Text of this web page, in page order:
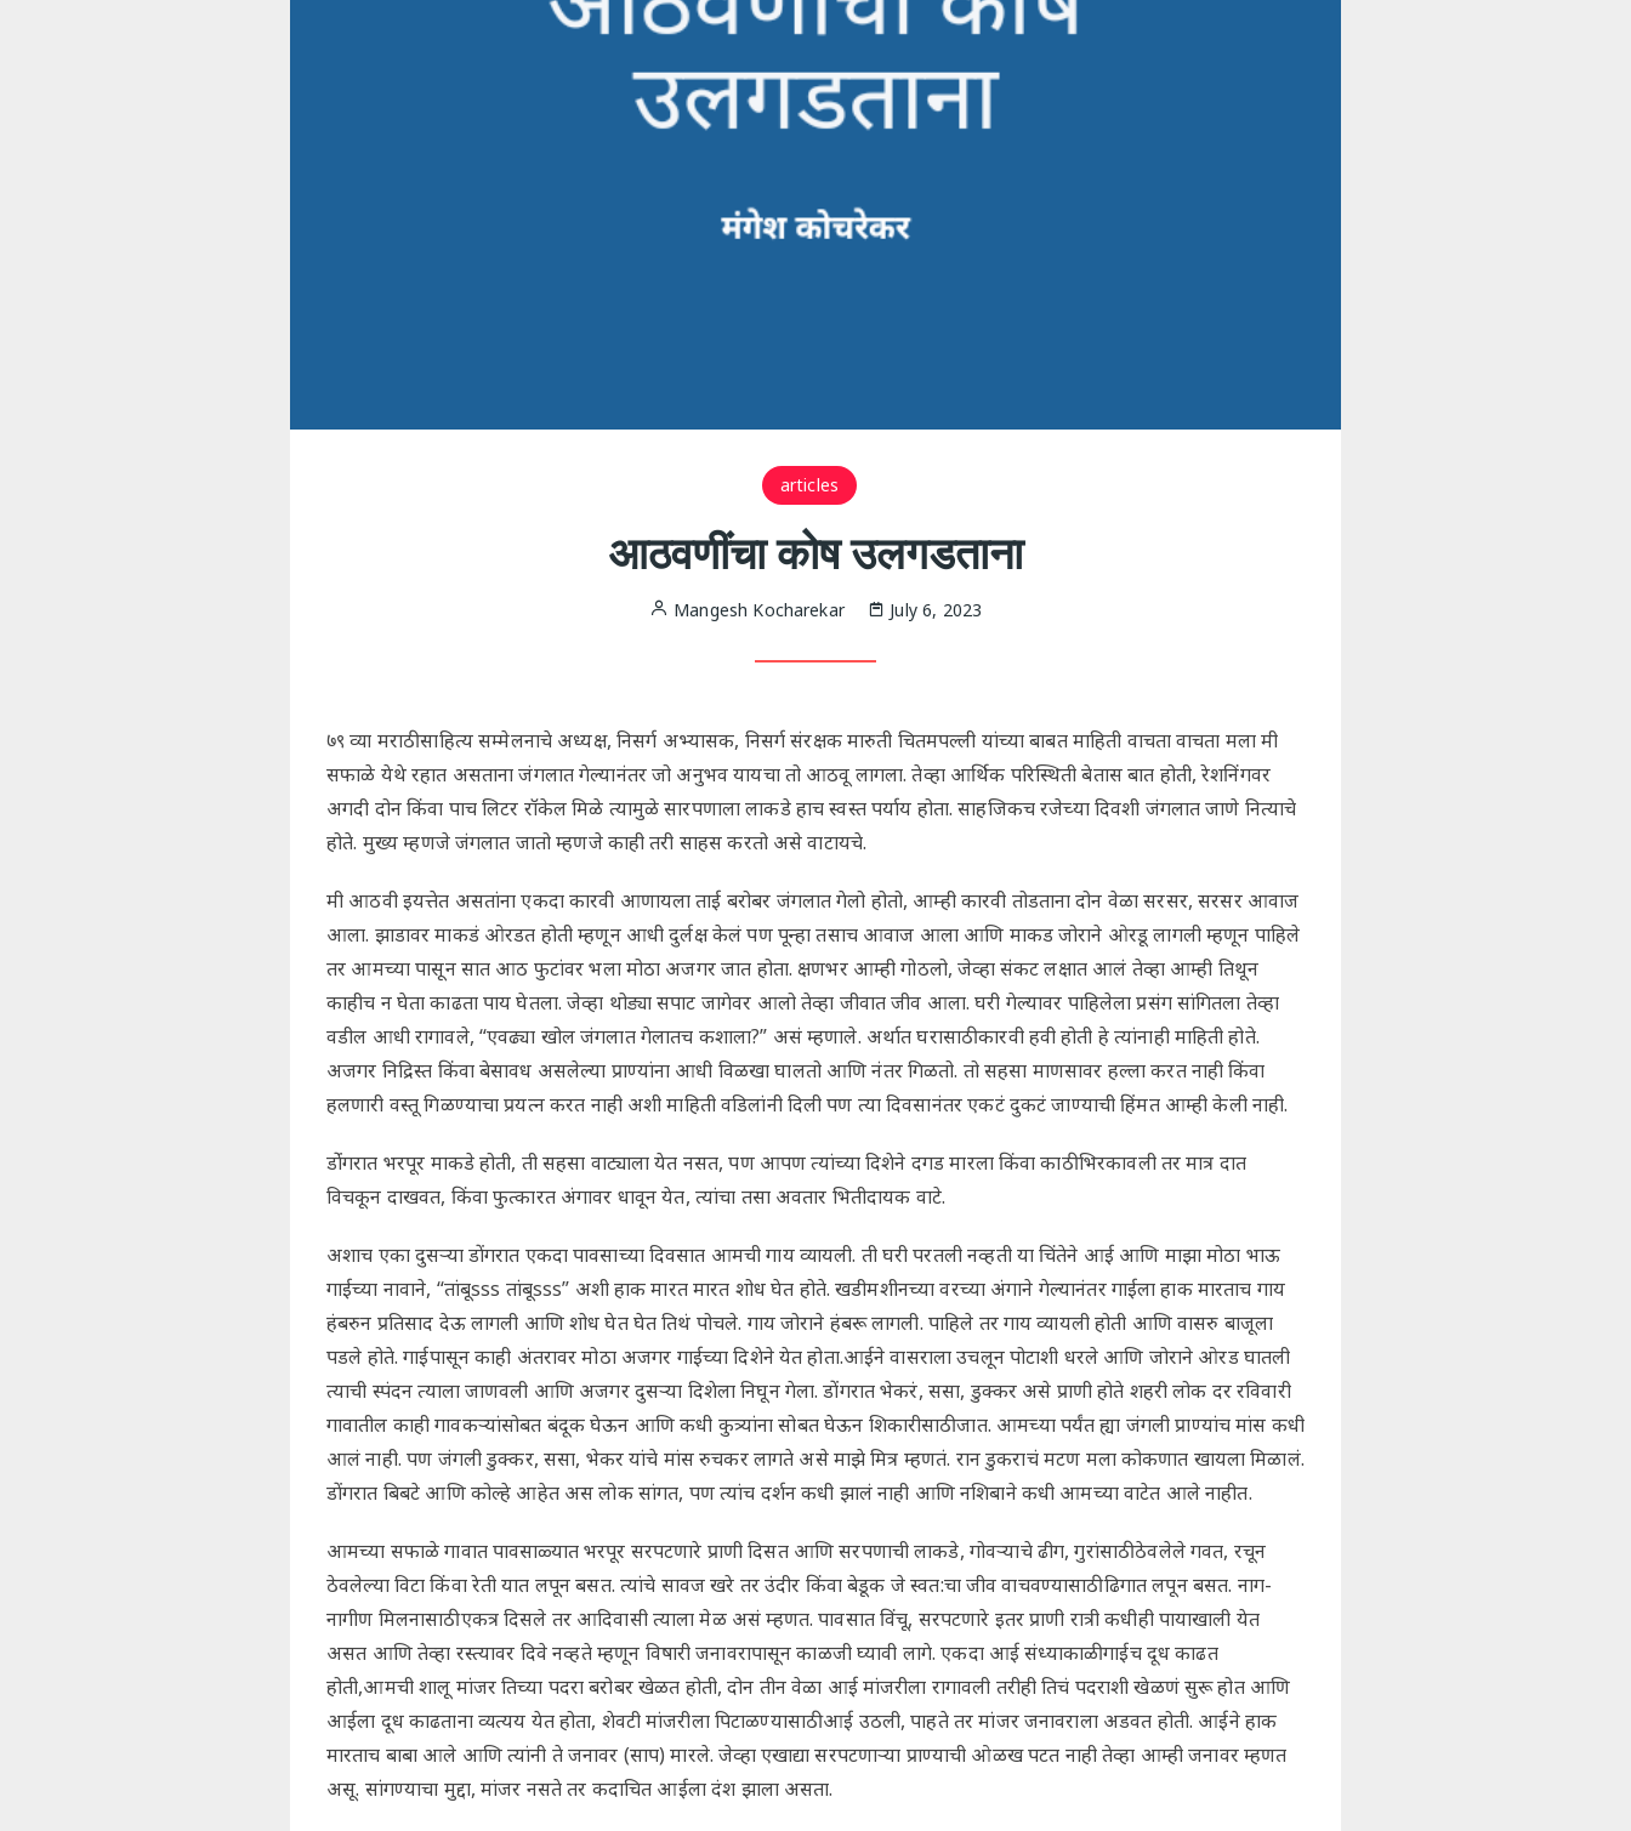
articles
आठवणींचा कोष उलगडताना
Mangesh Kocharekar July 6, 2023
७९ व्या मराठी साहित्य सम्मेलनाचे अध्यक्ष, निसर्ग अभ्यासक, निसर्ग संरक्षक मारुती चितमपल्ली यांच्या बाबत माहिती वाचता वाचता मला मी
सफाळे येथे रहात असताना जंगलात गेल्यानंतर जो अनुभव यायचा तो आठवू लागला. तेव्हा आर्थिक परिस्थिती बेतास बात होती, रेशनिंगवर
अगदी दोन किंवा पाच लिटर रॉकेल मिळे त्यामुळे सारपणाला लाकडे हाच स्वस्त पर्याय होता. साहजिकच रजेच्या दिवशी जंगलात जाणे नित्याचे
होते. मुख्य म्हणजे जंगलात जातो म्हणजे काही तरी साहस करतो असे वाटायचे.
मी आठवी इयत्तेत असतांना एकदा कारवी आणायला ताई बरोबर जंगलात गेलो होतो, आम्ही कारवी तोडताना दोन वेळा सरसर, सरसर आवाज
आला. झाडावर माकडं ओरडत होती म्हणून आधी दुर्लक्ष केलं पण पून्हा तसाच आवाज आला आणि माकड जोराने ओरडू लागली म्हणून पाहिले
तर आमच्या पासून सात आठ फुटांवर भला मोठा अजगर जात होता. क्षणभर आम्ही गोठलो, जेव्हा संकट लक्षात आलं तेव्हा आम्ही तिथून
काहीच न घेता काढता पाय घेतला. जेव्हा थोड्या सपाट जागेवर आलो तेव्हा जीवात जीव आला. घरी गेल्यावर पाहिलेला प्रसंग सांगितला तेव्हा
वडील आधी रागावले, “एवढ्या खोल जंगलात गेलातच कशाला?” असं म्हणाले. अर्थात घरासाठी कारवी हवी होती हे त्यांनाही माहिती होते.
अजगर निद्रिस्त किंवा बेसावध असलेल्या प्राण्यांना आधी विळखा घालतो आणि नंतर गिळतो. तो सहसा माणसावर हल्ला करत नाही किंवा
हलणारी वस्तू गिळण्याचा प्रयत्न करत नाही अशी माहिती वडिलांनी दिली पण त्या दिवसानंतर एकटं दुकटं जाण्याची हिंमत आम्ही केली नाही.
डोंंगरात भरपूर माकडे होती, ती सहसा वाट्याला येत नसत, पण आपण त्यांच्या दिशेने दगड मारला किंवा काठी भिरकावली तर मात्र दात
विचकून दाखवत, किंवा फुत्कारत अंगावर धावून येत, त्यांचा तसा अवतार भितीदायक वाटे.
अशाच एका दुसऱ्या डोंगरात एकदा पावसाच्या दिवसात आमची गाय व्यायली. ती घरी परतली नव्हती या चिंतेने आई आणि माझा मोठा भाऊ
गाईच्या नावाने, “तांबूsss तांबूsss” अशी हाक मारत मारत शोध घेत होते. खडीमशीनच्या वरच्या अंगाने गेल्यानंतर गाईला हाक मारताच गाय
हंबरुन प्रतिसाद देऊ लागली आणि शोध घेत घेत तिथं पोचले. गाय जोराने हंबरू लागली. पाहिले तर गाय व्यायली होती आणि वासरु बाजूला
पडले होते. गाईपासून काही अंतरावर मोठा अजगर गाईच्या दिशेने येत होता.आईने वासराला उचलून पोटाशी धरले आणि जोराने ओरड घातली
त्याची स्पंदन त्याला जाणवली आणि अजगर दुसऱ्या दिशेला निघून गेला. डोंगरात भेकरं, ससा, डुक्कर असे प्राणी होते शहरी लोक दर रविवारी
गावातील काही गावकऱ्यांसोबत बंदूक घेऊन आणि कधी कुत्र्यांना सोबत घेऊन शिकारीसाठी जात. आमच्या पर्यंत ह्या जंगली प्राण्यांच मांस कधी
आलं नाही. पण जंगली डुक्कर, ससा, भेकर यांचे मांस रुचकर लागते असे माझे मित्र म्हणतं. रान डुकराचं मटण मला कोकणात खायला मिळालं.
डोंगरात बिबटे आणि कोल्हे आहेत अस लोक सांगत, पण त्यांच दर्शन कधी झालं नाही आणि नशिबाने कधी आमच्या वाटेत आले नाहीत.
आमच्या सफाळे गावात पावसाळ्यात भरपूर सरपटणारे प्राणी दिसत आणि सरपणाची लाकडे, गोवऱ्याचे ढीग, गुरांसाठी ठेवलेले गवत, रचून
ठेवलेल्या विटा किंवा रेती यात लपून बसत. त्यांचे सावज खरे तर उंदीर किंवा बेडूक जे स्वत:चा जीव वाचवण्यासाठी ढिगात लपून बसत. नाग-
नागीण मिलनासाठी एकत्र दिसले तर आदिवासी त्याला मेळ असं म्हणत. पावसात विंचू, सरपटणारे इतर प्राणी रात्री कधीही पायाखाली येत
असत आणि तेव्हा रस्त्यावर दिवे नव्हते म्हणून विषारी जनावरापासून काळजी घ्यावी लागे. एकदा आई संध्याकाळी गाईच दूध काढत
होती,आमची शालू मांजर तिच्या पदरा बरोबर खेळत होती, दोन तीन वेळा आई मांजरीला रागावली तरीही तिचं पदराशी खेळणं सुरू होत आणि
आईला दूध काढताना व्यत्यय येत होता, शेवटी मांजरीला पिटाळण्यासाठी आई उठली, पाहते तर मांजर जनावराला अडवत होती. आईने हाक
मारताच बाबा आले आणि त्यांनी ते जनावर (साप) मारले. जेव्हा एखाद्या सरपटणाऱ्या प्राण्याची ओळख पटत नाही तेव्हा आम्ही जनावर म्हणत
असू. सांगण्याचा मुद्दा, मांजर नसते तर कदाचित आईला दंश झाला असता.